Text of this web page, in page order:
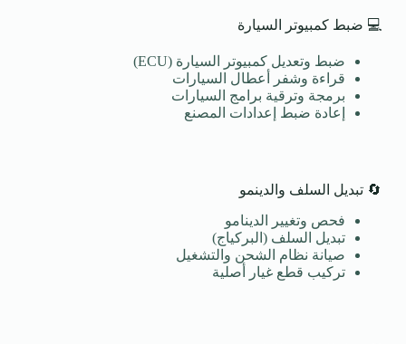
💻 ضبط كمبيوتر السيارة
ضبط وتعديل كمبيوتر السيارة (ECU)
قراءة وشفر أعطال السيارات
برمجة وترقية برامج السيارات
إعادة ضبط إعدادات المصنع
🔄 تبديل السلف والدينمو
فحص وتغيير الدينامو
تبديل السلف (البركياج)
صيانة نظام الشحن والتشغيل
تركيب قطع غيار أصلية